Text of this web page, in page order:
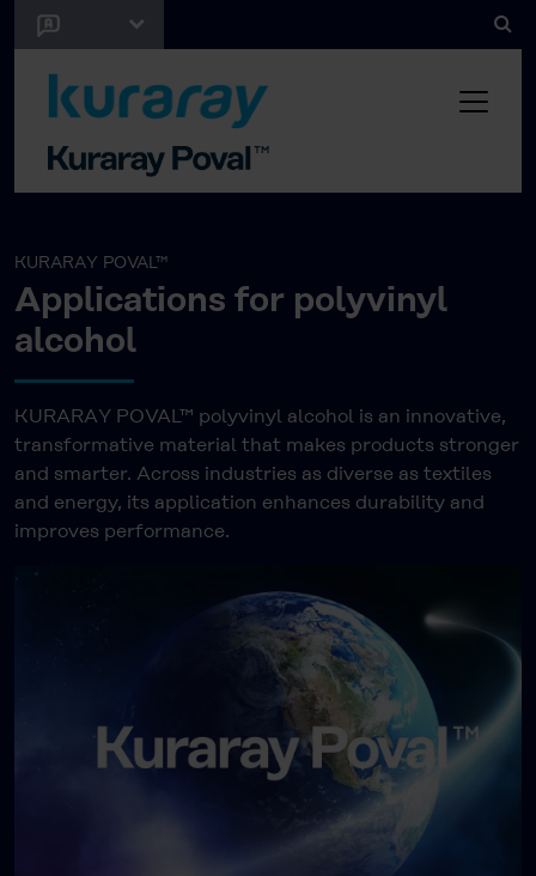
KURARAY POVAL™
Applications for polyvinyl
alcohol
KURARAY POVAL™ polyvinyl alcohol is an innovative,
transformative material that makes products stronger
and smarter. Across industries as diverse as textiles
and energy, its application enhances durability and
improves performance.